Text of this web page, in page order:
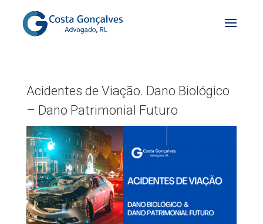
Acidentes de Viação. Dano Biológico
– Dano Patrimonial Futuro